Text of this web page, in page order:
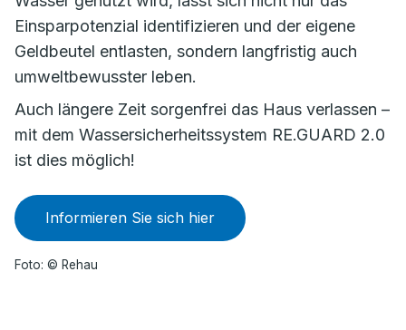
Einsparpotenzial identifizieren und der eigene
Geldbeutel entlasten, sondern langfristig auch
umweltbewusster leben.
Auch längere Zeit sorgenfrei das Haus verlassen –
mit dem Wassersicherheitssystem RE.GUARD 2.0
ist dies möglich!
Informieren Sie sich hier
Foto: © Rehau